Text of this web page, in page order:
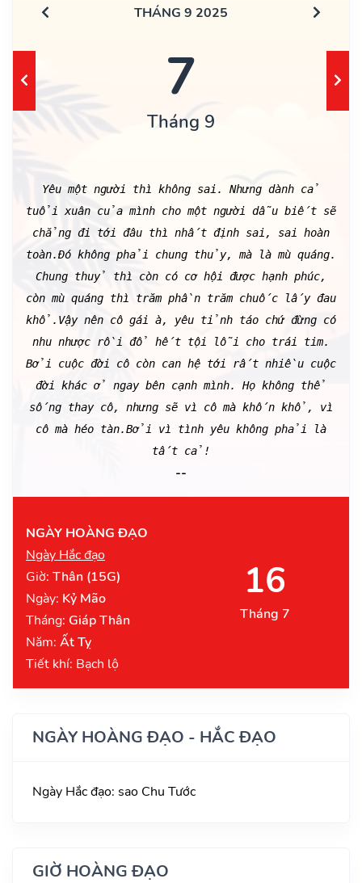
THÁNG 9 2025
7
Tháng 9
Yêu một người thì không sai. Nhưng dành cả
tuổi xuân của mình cho một người dẫu biết sẽ
chẳng đi tới đâu thì nhất định sai, sai hoàn
toàn.Đó không phải chung thủy, mà là mù quáng.
Chung thuỷ thì còn có cơ hội được hạnh phúc,
còn mù quáng thì trăm phần trăm chuốc lấy đau
khổ.Vậy nên cô gái à, yêu tỉnh táo chứ đừng có
nhu nhược rồi đổ hết tội lỗi cho trái tim.
Bởi cuộc đời cô còn can hệ tới rất nhiều cuộc
đời khác ở ngay bên cạnh mình. Họ không thể
sống thay cô, nhưng sẽ vì cô mà khốn khổ, vì
cô mà héo tàn.Bởi vì tình yêu không phải là
tất cả!
--
NGÀY HOÀNG ĐẠO
Ngày Hắc đạo
Giờ: Thân (15G)
Ngày: Kỷ Mão
Tháng: Giáp Thân
Năm: Ất Tỵ
Tiết khí: Bạch lộ
16
Tháng 7
NGÀY HOÀNG ĐẠO - HẮC ĐẠO
Ngày Hắc đạo: sao Chu Tước
GIỜ HOÀNG ĐẠO